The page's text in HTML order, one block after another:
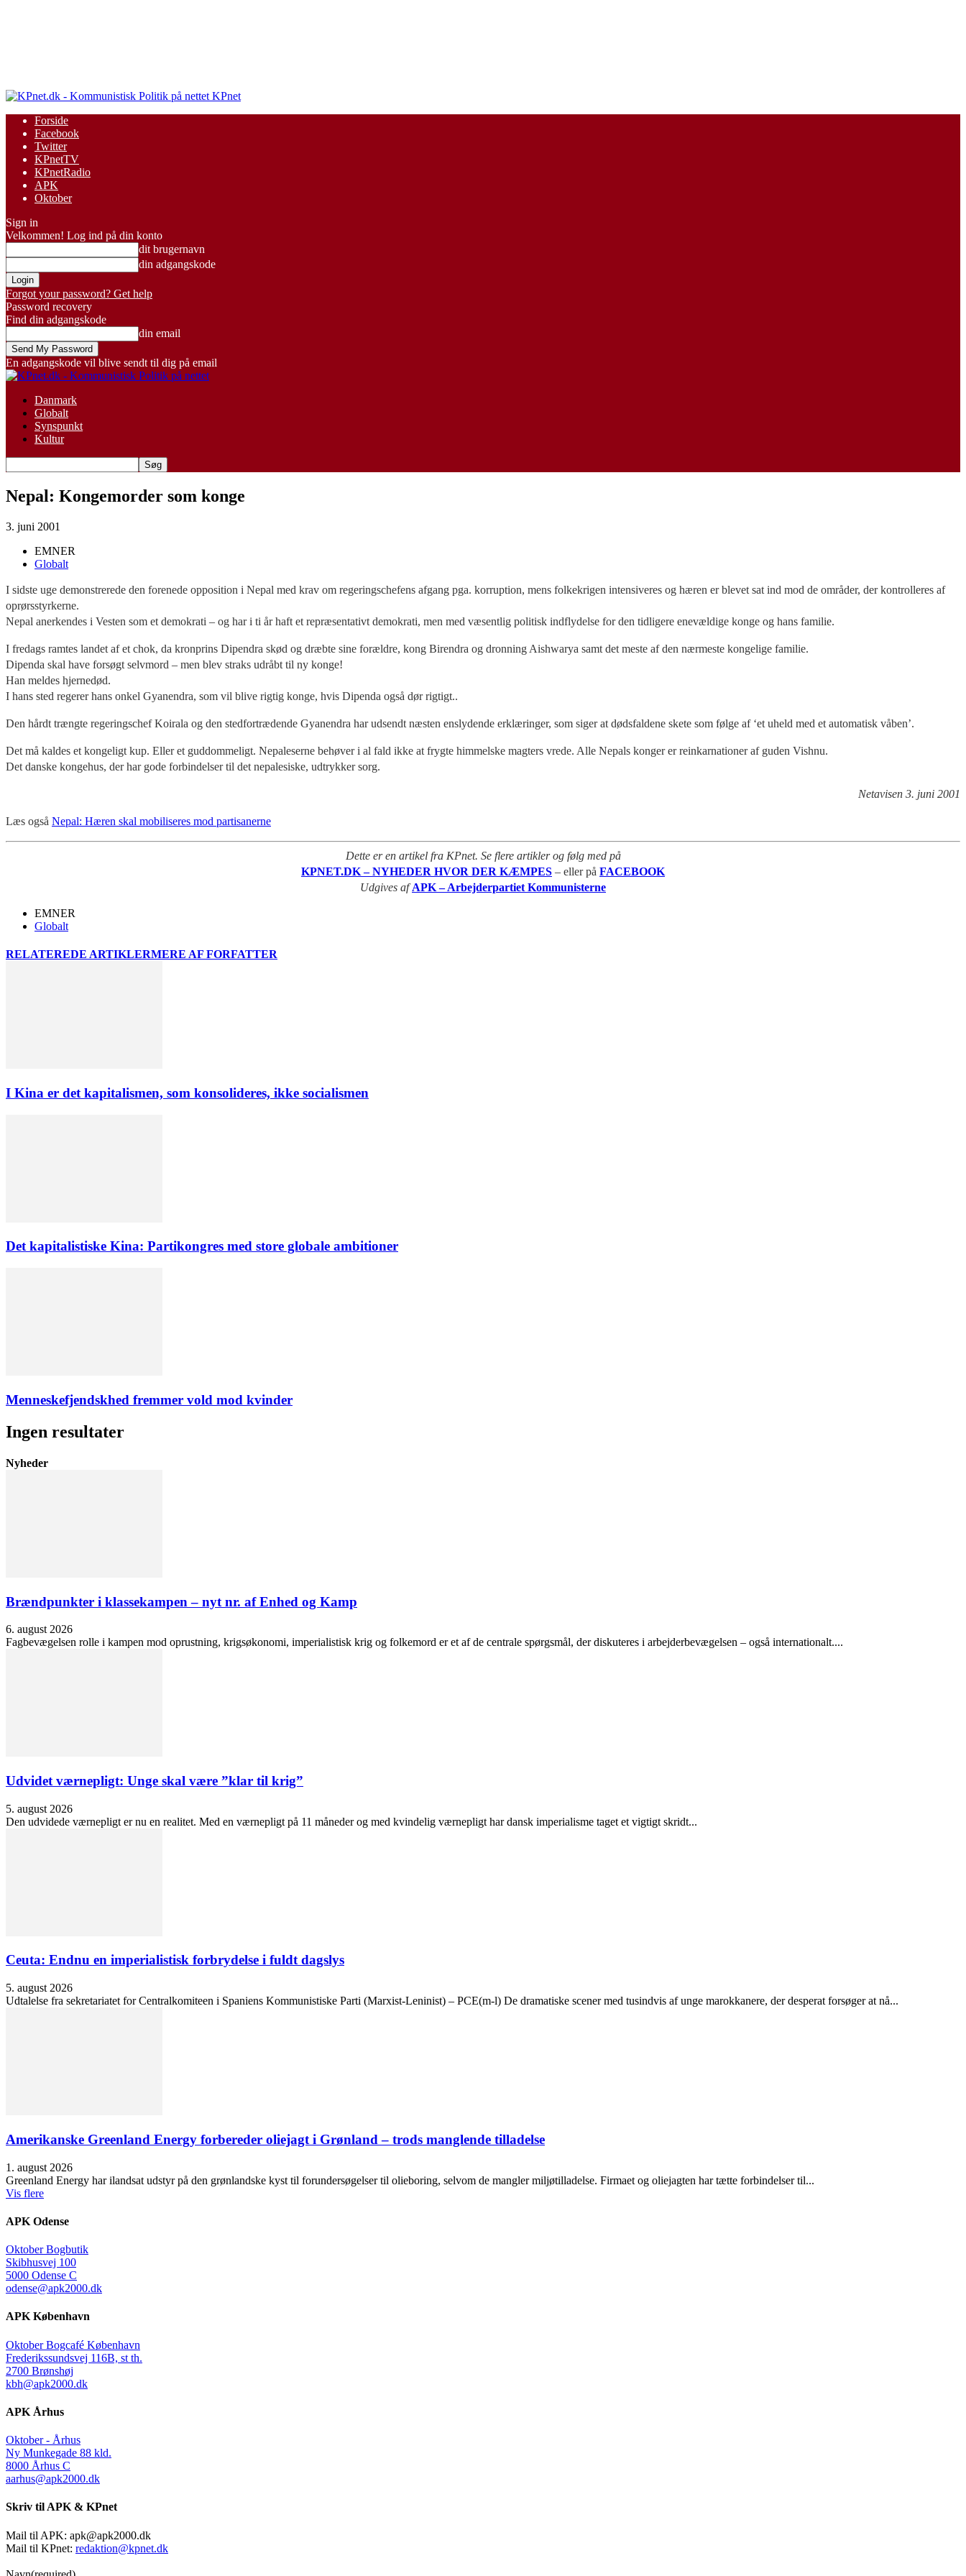
KPnet
Forside
Facebook
Twitter
KPnetTV
KPnetRadio
APK
Oktober
Sign in
Velkommen! Log ind på din konto
dit brugernavn
din adgangskode
Forgot your password? Get help
Password recovery
Find din adgangskode
din email
En adgangskode vil blive sendt til dig på email
Danmark
Globalt
Synspunkt
Kultur
Nepal: Kongemorder som konge
3. juni 2001
EMNER
Globalt
I sidste uge demonstrerede den forenede opposition i Nepal med krav om regeringschefens afgang pga. korruption, mens folkekrigen intensiveres og hæren er blevet sat ind mod de områder, der kontrolleres af
oprørsstyrkerne.
Nepal anerkendes i Vesten som et demokrati – og har i ti år haft et repræsentativt demokrati, men med væsentlig politisk indflydelse for den tidligere enevældige konge og hans familie.
I fredags ramtes landet af et chok, da kronprins Dipendra skød og dræbte sine forældre, kong Birendra og dronning Aishwarya samt det meste af den nærmeste kongelige familie.
Dipenda skal have forsøgt selvmord – men blev straks udråbt til ny konge!
Han meldes hjernedød.
I hans sted regerer hans onkel Gyanendra, som vil blive rigtig konge, hvis Dipenda også dør rigtigt..
Den hårdt trængte regeringschef Koirala og den stedfortrædende Gyanendra har udsendt næsten enslydende erklæringer, som siger at dødsfaldene skete som følge af ‘et uheld med et automatisk våben’.
Det må kaldes et kongeligt kup. Eller et guddommeligt. Nepaleserne behøver i al fald ikke at frygte himmelske magters vrede. Alle Nepals konger er reinkarnationer af guden Vishnu.
Det danske kongehus, der har gode forbindelser til det nepalesiske, udtrykker sorg.
Netavisen 3. juni 2001
Læs også Nepal: Hæren skal mobiliseres mod partisanerne
Dette er en artikel fra KPnet. Se flere artikler og følg med på
KPNET.DK – NYHEDER HVOR DER KÆMPES – eller på FACEBOOK
Udgives afAPK – Arbejderpartiet Kommunisterne
EMNER
Globalt
RELATEREDE ARTIKLERMERE AF FORFATTER
I Kina er det kapitalismen, som konsolideres, ikke socialismen
Det kapitalistiske Kina: Partikongres med store globale ambitioner
Menneskefjendskhed fremmer vold mod kvinder
Ingen resultater
Nyheder
Brændpunkter i klassekampen – nyt nr. af Enhed og Kamp
6. august 2026
Fagbevægelsen rolle i kampen mod oprustning, krigsøkonomi, imperialistisk krig og folkemord er et af de centrale spørgsmål, der diskuteres i arbejderbevægelsen – også internationalt....
Udvidet værnepligt: Unge skal være ”klar til krig”
5. august 2026
Den udvidede værnepligt er nu en realitet. Med en værnepligt på 11 måneder og med kvindelig værnepligt har dansk imperialisme taget et vigtigt skridt...
Ceuta: Endnu en imperialistisk forbrydelse i fuldt dagslys
5. august 2026
Udtalelse fra sekretariatet for Centralkomiteen i Spaniens Kommunistiske Parti (Marxist-Leninist) – PCE(m-l) De dramatiske scener med tusindvis af unge marokkanere, der desperat forsøger at nå...
Amerikanske Greenland Energy forbereder oliejagt i Grønland – trods manglende tilladelse
1. august 2026
Greenland Energy har ilandsat udstyr på den grønlandske kyst til forundersøgelser til olieboring, selvom de mangler miljøtilladelse. Firmaet og oliejagten har tætte forbindelser til...
Vis flere
APK Odense
Oktober Bogbutik
Skibhusvej 100
5000 Odense C
odense@apk2000.dk
APK København
Oktober Bogcafé København
Frederikssundsvej 116B, st th.
2700 Brønshøj
kbh@apk2000.dk
APK Århus
Oktober - Århus
Ny Munkegade 88 kld.
8000 Århus C
aarhus@apk2000.dk
Skriv til APK & KPnet
Mail til APK: apk@apk2000.dk
Mail til KPnet: redaktion@kpnet.dk